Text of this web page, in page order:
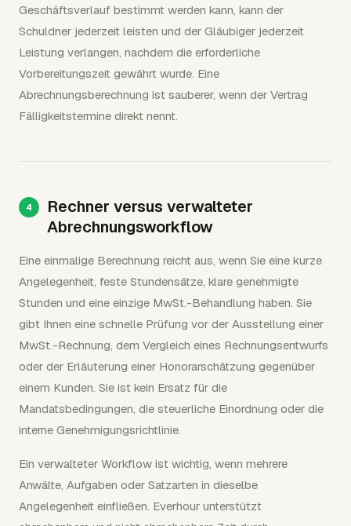
Geschäftsverlauf bestimmt werden kann, kann der
Schuldner jederzeit leisten und der Gläubiger jederzeit
Leistung verlangen, nachdem die erforderliche
Vorbereitungszeit gewährt wurde. Eine
Abrechnungsberechnung ist sauberer, wenn der Vertrag
Fälligkeitstermine direkt nennt.
Rechner versus verwalteter
Abrechnungsworkflow
Eine einmalige Berechnung reicht aus, wenn Sie eine kurze
Angelegenheit, feste Stundensätze, klare genehmigte
Stunden und eine einzige MwSt.-Behandlung haben. Sie
gibt Ihnen eine schnelle Prüfung vor der Ausstellung einer
MwSt.-Rechnung, dem Vergleich eines Rechnungsentwurfs
oder der Erläuterung einer Honorarschätzung gegenüber
einem Kunden. Sie ist kein Ersatz für die
Mandatsbedingungen, die steuerliche Einordnung oder die
interne Genehmigungsrichtlinie.
Ein verwalteter Workflow ist wichtig, wenn mehrere
Anwälte, Aufgaben oder Satzarten in dieselbe
Angelegenheit einfließen. Everhour unterstützt